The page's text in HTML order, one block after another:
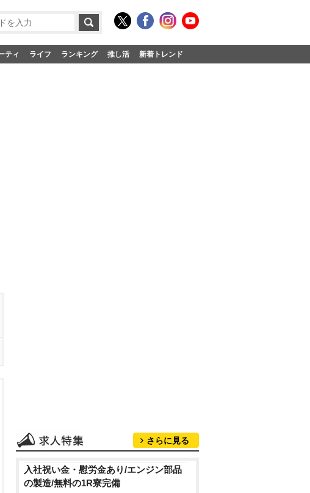
ティ ライフ ランキング 推し活 新着トレンド
さらに見る
入社祝い金・慰労金あり/エンジン部品
の製造/無料の1R寮完備